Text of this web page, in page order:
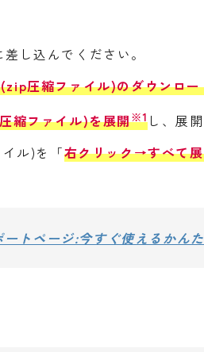
し込んでください。
圧縮ファイル)のダウンロー
縮ファイル)を展開※1 し、展
ル)を「右クリック→すべて
トページ:今すぐ使えるかん